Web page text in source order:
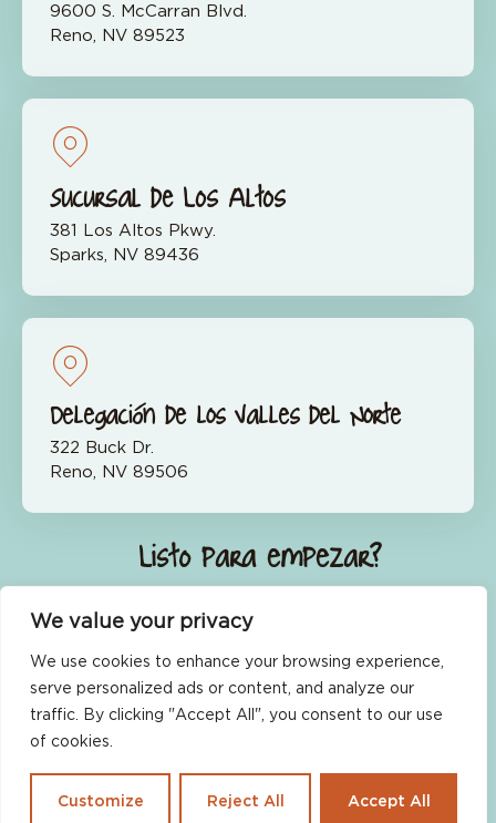
We value your privacy
We use cookies to enhance your browsing experience,
serve personalized ads or content, and analyze our
traffic. By clicking "Accept All", you consent to our use
of cookies.
Customize Reject All Accept All
9600 S. McCarran Blvd.
Reno, NV 89523
Sucursal de Los Altos
381 Los Altos Pkwy.
Sparks, NV 89436
Delegación de los Valles del Norte
322 Buck Dr.
Reno, NV 89506
¿Listo para empezar?
Únete ahora
Política de no discriminación
Condiciones de uso
Declaración de confidencialidad